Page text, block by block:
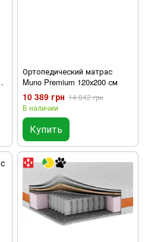
Ортопедический матрас
Muno Premium 120х200 см
10 389 грн 14 842 грн
В наличии
Купить